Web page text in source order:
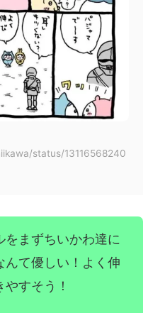
status/13116568240
をまずちいかわ達に
んて優しい！よく伸
やすそう！